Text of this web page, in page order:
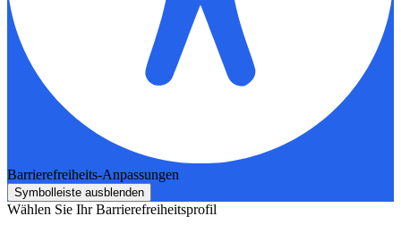
Barrierefreiheits-Anpassungen
Symbolleiste ausblenden
Wählen Sie Ihr Barrierefreiheitsprofil